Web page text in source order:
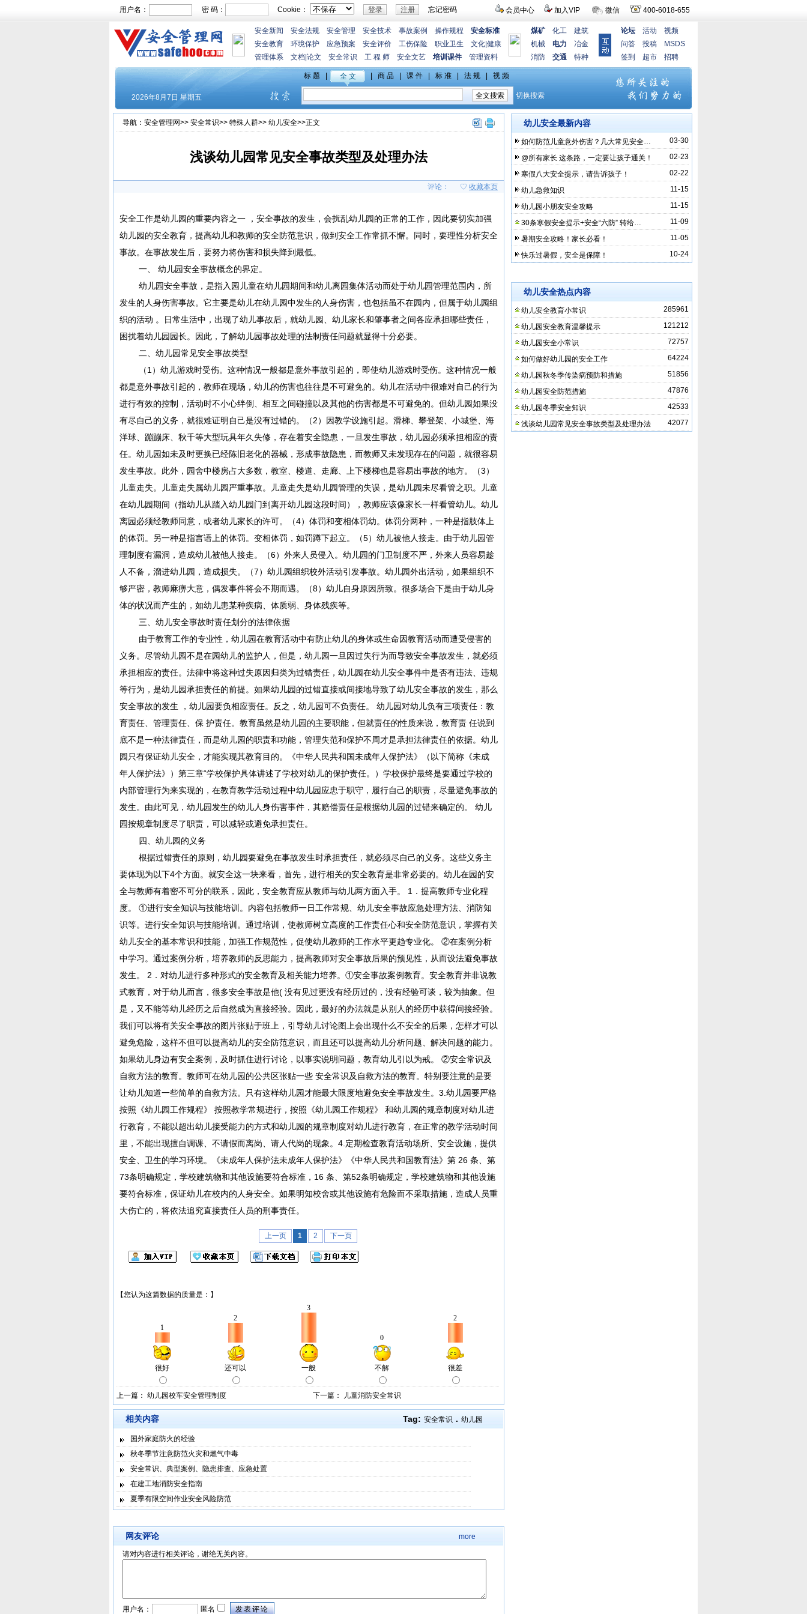
会员中心 加入VIP 微信 400-6018-655
用户名： 密 码： Cookie： 忘记密码
安全新闻 安全法规 安全管理 安全技术 事故案例 操作规程
安全标准
安全教育
环境保护 应急预案 安全评价 工伤保险 职业卫生 文化 健康
管理体系
文档 论文 安全常识 工 程 师 安全文艺 培训课件 管理资料
煤矿 化工
建筑
机械
电力
冶金
消防
交通 特种
论坛 活动
视频
问答
投稿
MSDS
签到
超市 招聘
导航： 安全管理网>> 安全常识>> 特殊人群>> 幼儿安全>>正文
浅谈幼儿园常见安全事故类型及处理办法
评论： ♡ 收藏本页
安全工作是幼儿园的重要内容之一 ，安全事故的发生，会扰乱幼儿园的正常的工作，因此要切实加强
幼儿园的安全教育，提高幼儿和教师的安全防范意识，做到安全工作常抓不懈。同时，要理性分析安全
事故。在事故发生后，要努力将伤害和损失降到最低。
一、 幼儿园安全事故概念的界定。
幼儿园安全事故，是指入园儿童在幼儿园期间和幼儿离园集体活动而处于幼儿园管理范围内，所
发生的人身伤害事故。它主要是幼儿在幼儿园中发生的人身伤害，也包括虽不在园内，但属于幼儿园组
织的活动 。日常生活中，出现了幼儿事故后，就幼儿园、幼儿家长和肇事者之间各应承担哪些责任，
困扰着幼儿园园长。因此，了解幼儿园事故处理的法制责任问题就显得十分必要。
二、幼儿园常见安全事故类型
（1）幼儿游戏时受伤。这种情况一般都是意外事故引起的，即使幼儿游戏时受伤。这种情况一般
都是意外事故引起的，教师在现场，幼儿的伤害也往往是不可避免的。幼儿在活动中很难对自己的行为
进行有效的控制，活动时不小心绊倒、相互之间碰撞以及其他的伤害都是不可避免的。但幼儿园如果没
有尽自己的义务，就很难证明自己是没有过错的。（2）因教学设施引起。滑梯、攀登架、小城堡、海
洋球、蹦蹦床、秋千等大型玩具年久失修，存在着安全隐患，一旦发生事故，幼儿园必须承担相应的责
任。幼儿园如未及时更换已经陈旧老化的器械，形成事故隐患，而教师又未发现存在的问题，就很容易
发生事故。此外，园舍中楼房占大多数，教室、楼道、走廊、上下楼梯也是容易出事故的地方。（3）
儿童走失。儿童走失属幼儿园严重事故。儿童走失是幼儿园管理的失误，是幼儿园未尽看管之职。儿童
在幼儿园期间（指幼儿从踏入幼儿园门到离开幼儿园这段时间），教师应该像家长一样看管幼儿。幼儿
离园必须经教师同意，或者幼儿家长的许可。（4）体罚和变相体罚幼。体罚分两种，一种是指肢体上
的体罚。另一种是指言语上的体罚。变相体罚，如罚蹲下起立。（5）幼儿被他人接走。由于幼儿园管
理制度有漏洞，造成幼儿被他人接走。（6）外来人员侵入。幼儿园的门卫制度不严，外来人员容易趁
人不备，溜进幼儿园，造成损失。（7）幼儿园组织校外活动引发事故。幼儿园外出活动，如果组织不
够严密，教师麻痹大意，偶发事件将会不期而遇。（8）幼儿自身原因所致。很多场合下是由于幼儿身
体的状况而产生的，如幼儿患某种疾病、体质弱、身体残疾等。
三、幼儿安全事故时责任划分的法律依据
由于教育工作的专业性，幼儿园在教育活动中有防止幼儿的身体或生命因教育活动而遭受侵害的
义务。尽管幼儿园不是在园幼儿的监护人，但是，幼儿园一旦因过失行为而导致安全事故发生，就必须
承担相应的责任。法律中将这种过失原因归类为过错责任，幼儿园在幼儿安全事件中是否有违法、违规
等行为，是幼儿园承担责任的前提。如果幼儿园的过错直接或间接地导致了幼儿安全事故的发生，那么
安全事故的发生 ，幼儿园要负相应责任。反之，幼儿园可不负责任。 幼儿园对幼儿负有三项责任：教
育责任、管理责任、保 护责任。教育虽然是幼儿园的主要职能，但就责任的性质来说，教育责 任说到
底不是一种法律责任，而是幼儿园的职责和功能，管理失范和保护不周才是承担法律责任的依据。幼儿
园只有保证幼儿安全，才能实现其教育目的。《中华人民共和国未成年人保护法》（以下简称《未成
年人保护法》）第三章“学校保护具体讲述了学校对幼儿的保护责任。）学校保护最终是要通过学校的
内部管理行为来实现的，在教育教学活动过程中幼儿园应忠于职守，履行自己的职责，尽量避免事故的
发生。由此可见，幼儿园发生的幼儿人身伤害事件，其赔偿责任是根据幼儿园的过错来确定的。 幼儿
园按规章制度尽了职责，可以减轻或避免承担责任。
四、幼儿园的义务
根据过错责任的原则，幼儿园要避免在事故发生时承担责任，就必须尽自己的义务。这些义务主
要体现为以下4个方面。就安全这一块来看，首先，进行相关的安全教育是非常必要的。幼儿在园的安
全与教师有着密不可分的联系，因此，安全教育应从教师与幼儿两方面入手。 1．提高教师专业化程
度。 ①进行安全知识与技能培训。内容包括教师一日工作常规、幼儿安全事故应急处理方法、消防知
识等。进行安全知识与技能培训。通过培训，使教师树立高度的工作责任心和安全防范意识，掌握有关
幼儿安全的基本常识和技能，加强工作规范性，促使幼儿教师的工作水平更趋专业化。 ②在案例分析
中学习。通过案例分析，培养教师的反思能力，提高教师对安全事故后果的预见性，从而设法避免事故
发生。 2．对幼儿进行多种形式的安全教育及相关能力培养。①安全事故案例教育。安全教育并非说教
式教育，对于幼儿而言，很多安全事故是他( 没有见过更没有经历过的，没有经验可谈，较为抽象。但
是，又不能等幼儿经历之后自然成为直接经验。因此，最好的办法就是从别人的经历中获得间接经验。
我们可以将有关安全事故的图片张贴于班上，引导幼儿讨论图上会出现什么不安全的后果，怎样才可以
避免危险，这样不但可以提高幼儿的安全防范意识，而且还可以提高幼儿分析问题、解决问题的能力。
如果幼儿身边有安全案例，及时抓住进行讨论，以事实说明问题，教育幼儿引以为戒。 ②安全常识及
自救方法的教育。教师可在幼儿园的公共区张贴一些 安全常识及自救方法的教育。特别要注意的是要
让幼儿知道一些简单的自救方法。只有这样幼儿园才能最大限度地避免安全事故发生。3.幼儿园要严格
按照《幼儿园工作规程》 按照教学常规进行，按照《幼儿园工作规程》 和幼儿园的规章制度对幼儿进
行教育，不能以超出幼儿接受能力的方式和幼儿园的规章制度对幼儿进行教育，在正常的教学活动时间
里，不能出现擅自调课、不请假而离岗、请人代岗的现象。4.定期检查教育活动场所、安全设施，提供
安全、卫生的学习环境。《未成年人保护法未成年人保护法》《中华人民共和国教育法》第 26 条、第
73条明确规定，学校建筑物和其他设施要符合标准，16 条、第52条明确规定，学校建筑物和其他设施
要符合标准，保证幼儿在校内的人身安全。如果明知校舍或其他设施有危险而不采取措施，造成人员重
大伤亡的，将依法追究直接责任人员的刑事责任。
上一页 1 2 下一页
下一篇： 儿童消防安全常识
上一篇： 幼儿园校车安全管理制度
Tag: 安全常识 . 幼儿园
相关内容
国外家庭防火的经验
秋冬季节注意防范火灾和燃气中毒
安全常识、典型案例、隐患排查、应急处置
在建工地消防安全指南
夏季有限空间作业安全风险防范
网友评论 more
请对内容进行相关评论，谢绝无关内容。
用户名： 匿名 发表评论
幼儿安全最新内容
03-30
如何防范儿童意外伤害？几大常见安全…
02-23
@所有家长 这条路，一定要让孩子通关！
02-22
寒假八大安全提示，请告诉孩子！
11-15
幼儿急救知识
11-15
幼儿园小朋友安全攻略
11-09
30条寒假安全提示+安全“六防” 转给…
11-05
暑期安全攻略！家长必看！
10-24
快乐过暑假，安全是保障！
幼儿安全热点内容
285961
幼儿安全教育小常识
121212
幼儿园安全教育温馨提示
72757
幼儿园安全小常识
64224
如何做好幼儿园的安全工作
51856
幼儿园秋冬季传染病预防和措施
47876
幼儿园安全防范措施
42533
幼儿园冬季安全知识
42077
浅谈幼儿园常见安全事故类型及处理办法